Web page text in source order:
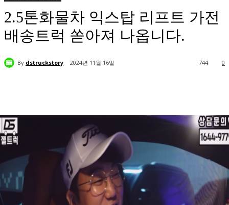
2.5톤화물차 익스탑 리프트 가전
배송트럭 쏟아져 나옵니다.
By dstruckstory 2024년 11월 16일 0
744